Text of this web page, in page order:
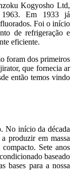
Kogyosho Ltd,
Em 1933 já
Foi o início
de refrigeração e
eficiente.
foram dos primeiros
que fornecia ar
então temos vindo
No início da década
produzir em massa
Sete anos
baseado
bases para a nossa